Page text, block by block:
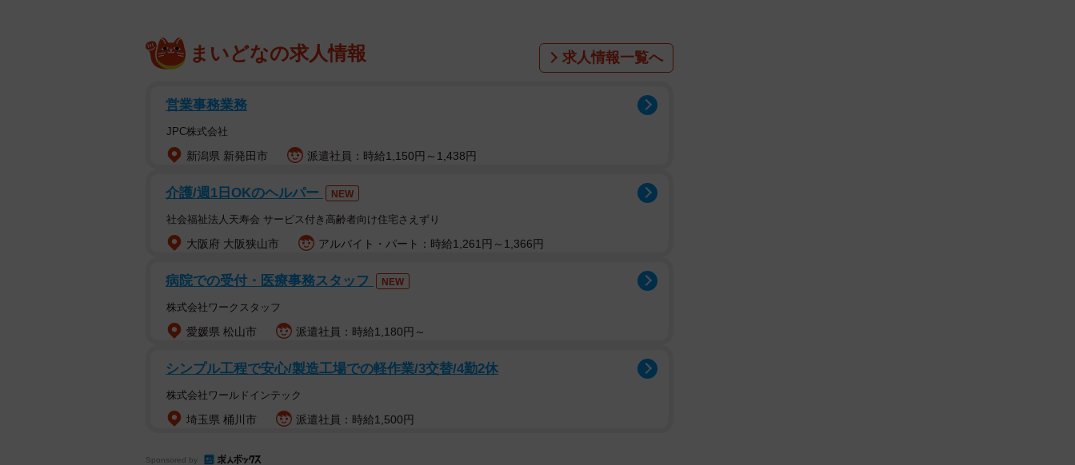
たとえば、つい最近、こんなお母さんを見かけました。
様子。お子さんは3歳くらいの女の子。お母さんのキーキーと怒鳴る声が、玄関ホールに響
き渡っていました。
「もう！なんでそんなに、遅いの？ママいつも言ってるよね？ママだって忙しいんやから、
ちょっとくらい協力してよ！」
お母さんは続けます。
「ほんとにイライラするわ！ママ仕事に間に合わないやんか！アンタはほんまに、いつもい
つも…そんなわがままな性格やったら、お友達からも嫌われるで！ママも嫌いやからね！」
お母さんの気持ちが分からなくはないです。朝は1分1秒を争うから。理解ある職場なら事情
を考慮してくれるかもしれませんが、会社によってはどんな事情があろうと、1分の遅刻も
許されない場合があります。仕事に影響を与えることを考えると、少しの歪みでもイライラ
まいどなの求人情報 求人情報一覧へ
営業事務業務
JPC株式会社
新潟県 新発田市 派遣社員：時給1,150円～1,438円
介護/週1日OKのヘルパー NEW
社会福祉法人天寿会 サービス付き高齢者向け住宅さえずり
大阪府 大阪狭山市 アルバイト・パート：時給1,261円～1,366円
病院での受付・医療事務スタッフ NEW
株式会社ワークスタッフ
愛媛県 松山市 派遣社員：時給1,180円～
シンプル工程で安心/製造工場での軽作業/3交替/4勤2休
株式会社ワールドインテック
埼玉県 桶川市 派遣社員：時給1,500円
Sponsored by